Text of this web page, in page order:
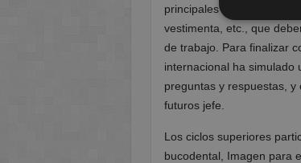
principales conceptos de
vestimenta, etc., que
de trabajo. Para finalizar
internacional ha simulado
preguntas y respuestas,
futuros jefe.
Los ciclos superiores
bucodental, Imagen para